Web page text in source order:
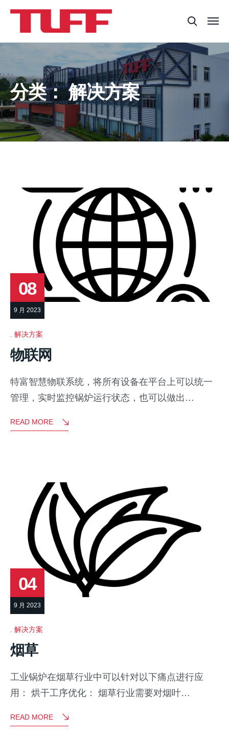
分类：解决方案
08
9 月 2023
解决方案
物联网
特富智慧物联系统，将所有设备在平台上可以统一
管理，实时监控锅炉运行状态，也可以做出…
READ MORE
04
9 月 2023
解决方案
烟草
工业锅炉在烟草行业中可以针对以下痛点进行应
用： 烘干工序优化： 烟草行业需要对烟叶…
READ MORE